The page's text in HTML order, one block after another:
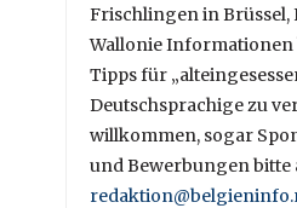
Frischlingen in Brüssel,
Wallonie Informationen
Tipps für
Deutschsprachige zu
willkommen, sogar
und Bewerbungen bitte